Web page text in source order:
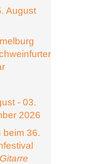
August
- 03.
2026
beim 36.